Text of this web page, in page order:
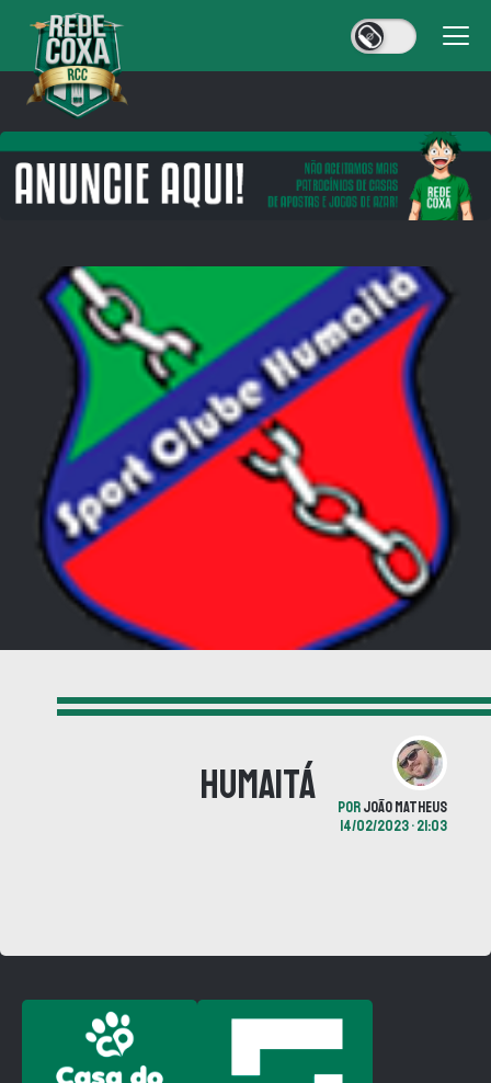
Humaitá PORJOÃO MATHEUS
14/02/2023 • 21:03